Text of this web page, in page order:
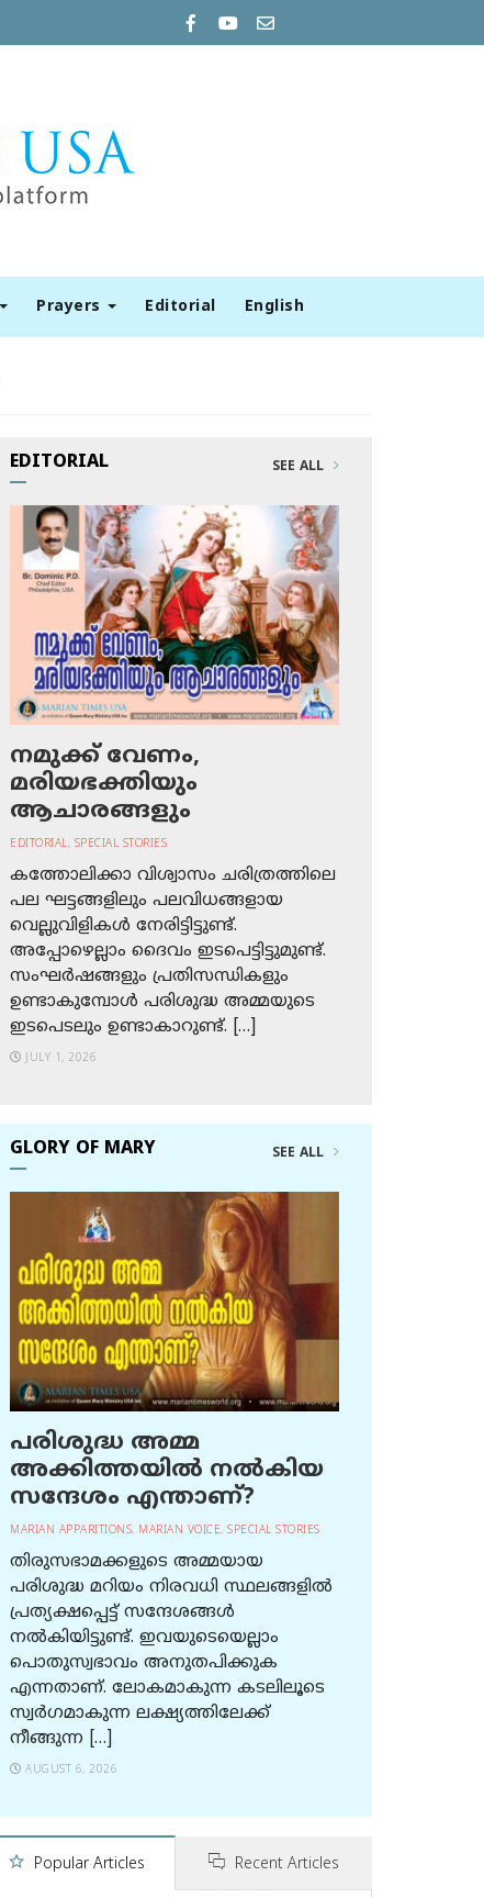
Prayers Editorial English
EDITORIAL SEE ALL
നമുക്ക് വേണം,
മരിയഭക്തിയും
ആചാരങ്ങളും
EDITORIAL, SPECIAL STORIES
കത്തോലിക്കാ വിശ്വാസം ചരിത്രത്തിലെ
പല ഘട്ടങ്ങളിലും പലവിധങ്ങളായ
വെല്ലുവിളികള്‍ നേരിട്ടിട്ടുണ്ട്.
അപ്പോഴെല്ലാം ദൈവം ഇടപെട്ടിട്ടുമുണ്ട്.
സംഘര്‍ഷങ്ങളും പ്രതിസന്ധികളും
ഉണ്ടാകുമ്പോള്‍ പരിശുദ്ധ അമ്മയുടെ
ഇടപെടലും ഉണ്ടാകാറുണ്ട്. […]
JULY 1, 2026
GLORY OF MARY SEE ALL
പരിശുദ്ധ അമ്മ
അക്കിത്തയില്‍ നല്‍കിയ
സന്ദേശം എന്താണ്?
MARIAN APPARITIONS, MARIAN VOICE, SPECIAL STORIES
തിരുസഭാമക്കളുടെ അമ്മയായ
പരിശുദ്ധ മറിയം നിരവധി സ്ഥലങ്ങളിൽ
പ്രത്യക്ഷപ്പെട്ട് സന്ദേശങ്ങൾ
നൽകിയിട്ടുണ്ട്. ഇവയുടെയെല്ലാം
പൊതുസ്വഭാവം അനുതപിക്കുക
എന്നതാണ്. ലോകമാകുന്ന കടലിലൂടെ
സ്വർഗമാകുന്ന ലക്ഷ്യത്തിലേക്ക്
നീങ്ങുന്ന […]
AUGUST 6, 2026
Popular Articles Recent Articles